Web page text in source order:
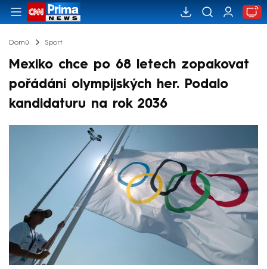
Domů Sport
Mexiko chce po 68 letech zopakovat
pořádání olympijských her. Podalo
kandidaturu na rok 2036